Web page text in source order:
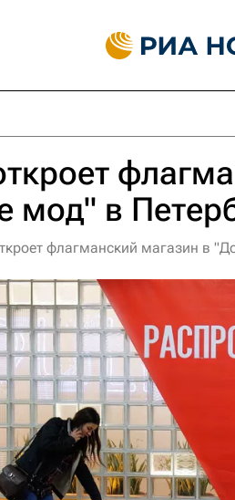
мод" в
флагманский магазин в